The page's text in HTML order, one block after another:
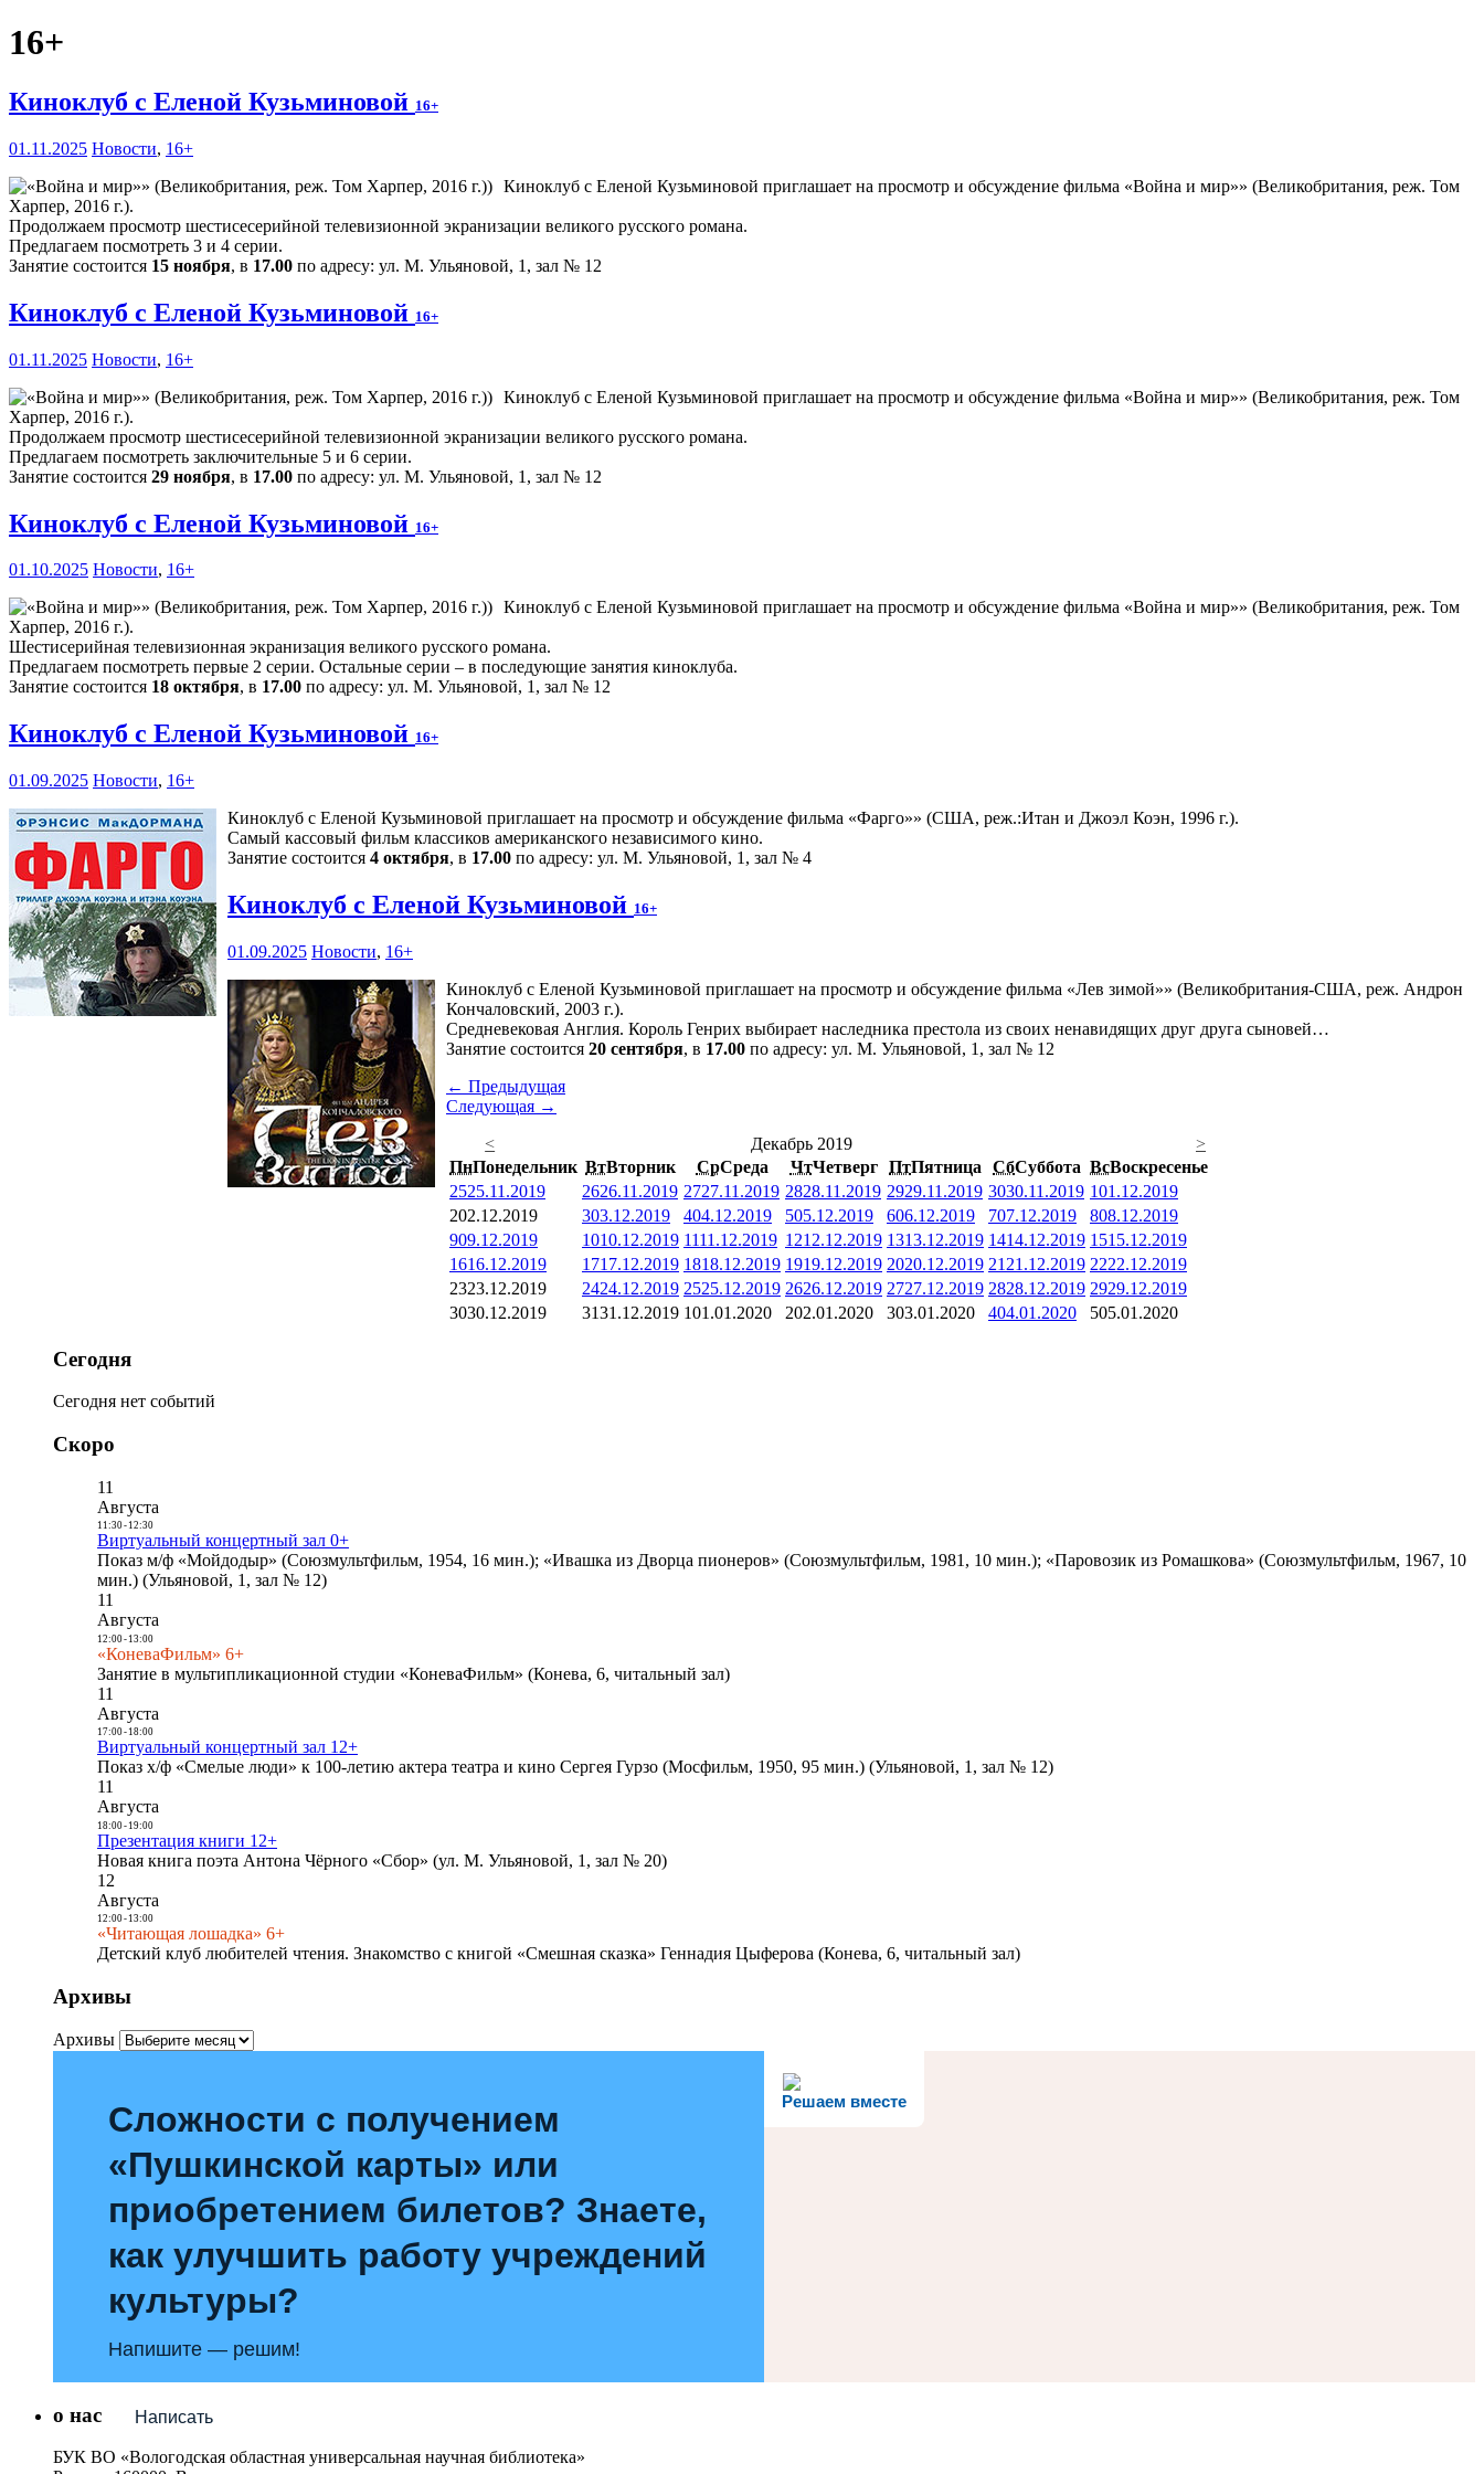
16+
Киноклуб с Еленой Кузьминовой 16+
01.11.2025 Новости, 16+
Киноклуб с Еленой Кузьминовой приглашает на просмотр и обсуждение фильма «Война и мир»» (Великобритания, реж. Том
Харпер, 2016 г.).
Продолжаем просмотр шестисесерийной телевизионной экранизации великого русского романа.
Предлагаем посмотреть 3 и 4 серии.
Занятие состоится 15 ноября, в 17.00 по адресу: ул. М. Ульяновой, 1, зал № 12
Киноклуб с Еленой Кузьминовой 16+
01.11.2025 Новости, 16+
Киноклуб с Еленой Кузьминовой приглашает на просмотр и обсуждение фильма «Война и мир»» (Великобритания, реж. Том
Харпер, 2016 г.).
Продолжаем просмотр шестисесерийной телевизионной экранизации великого русского романа.
Предлагаем посмотреть заключительные 5 и 6 серии.
Занятие состоится 29 ноября, в 17.00 по адресу: ул. М. Ульяновой, 1, зал № 12
Киноклуб с Еленой Кузьминовой 16+
01.10.2025 Новости, 16+
Киноклуб с Еленой Кузьминовой приглашает на просмотр и обсуждение фильма «Война и мир»» (Великобритания, реж. Том
Харпер, 2016 г.).
Шестисерийная телевизионная экранизация великого русского романа.
Предлагаем посмотреть первые 2 серии. Остальные серии – в последующие занятия киноклуба.
Занятие состоится 18 октября, в 17.00 по адресу: ул. М. Ульяновой, 1, зал № 12
Киноклуб с Еленой Кузьминовой 16+
01.09.2025 Новости, 16+
Киноклуб с Еленой Кузьминовой приглашает на просмотр и обсуждение фильма «Фарго»» (США, реж.:Итан и Джоэл Коэн, 1996 г.).
Самый кассовый фильм классиков американского независимого кино.
Занятие состоится 4 октября, в 17.00 по адресу: ул. М. Ульяновой, 1, зал № 4
Киноклуб с Еленой Кузьминовой 16+
01.09.2025 Новости, 16+
Киноклуб с Еленой Кузьминовой приглашает на просмотр и обсуждение фильма «Лев зимой»» (Великобритания-США, реж. Андрон
Кончаловский, 2003 г.).
Средневековая Англия. Король Генрих выбирает наследника престола из своих ненавидящих друг друга сыновей…
Занятие состоится 20 сентября, в 17.00 по адресу: ул. М. Ульяновой, 1, зал № 12
← Предыдущая
Следующая →
<
Декабрь 2019
>
ПнПонедельник ВтВторник СрСреда ЧтЧетверг ПтПятница СбСуббота ВсВоскресенье
2525.11.2019 2626.11.2019 2727.11.2019 2828.11.2019 2929.11.2019 3030.11.2019 101.12.2019
202.12.2019 303.12.2019 404.12.2019 505.12.2019 606.12.2019 707.12.2019 808.12.2019
909.12.2019 1010.12.2019 1111.12.2019 1212.12.2019 1313.12.2019 1414.12.2019 1515.12.2019
1616.12.2019 1717.12.2019 1818.12.2019 1919.12.2019 2020.12.2019 21 21.12.2019 2222.12.2019
2323.12.2019 2424.12.2019 2525.12.2019 2626.12.2019 2727.12.2019 2828.12.2019 2929.12.2019
3030.12.2019 3131.12.2019 101.01.2020 202.01.2020 303.01.2020 404.01.2020 505.01.2020
Сегодня
Сегодня нет событий
Скоро
11
Августа
11:30- 12:30
Виртуальный концертный зал 0+
Показ м/ф «Мойдодыр» (Союзмультфильм, 1954, 16 мин.); «Ивашка из Дворца пионеров» (Союзмультфильм, 1981, 10 мин.); «Паровозик из Ромашкова» (Союзмультфильм, 1967, 10
мин.) (Ульяновой, 1, зал № 12)
11
Августа
12:00- 13:00
«КоневаФильм» 6+
Занятие в мультипликационной студии «КоневаФильм» (Конева, 6, читальный зал)
11
Августа
17:00- 18:00
Виртуальный концертный зал 12+
Показ х/ф «Смелые люди» к 100-летию актера театра и кино Сергея Гурзо (Мосфильм, 1950, 95 мин.) (Ульяновой, 1, зал № 12)
11
Августа
18:00- 19:00
Презентация книги 12+
Новая книга поэта Антона Чёрного «Сбор» (ул. М. Ульяновой, 1, зал № 20)
12
Августа
12:00- 13:00
«Читающая лошадка» 6+
Детский клуб любителей чтения. Знакомство с книгой «Смешная сказка» Геннадия Цыферова (Конева, 6, читальный зал)
Архивы
Архивы
Решаем вместе
Сложности с получением
«Пушкинской карты» или
приобретением билетов? Знаете,
как улучшить работу учреждений
культуры?
Напишите — решим!
Написать
о нас
БУК ВО «Вологодская областная универсальная научная библиотека»